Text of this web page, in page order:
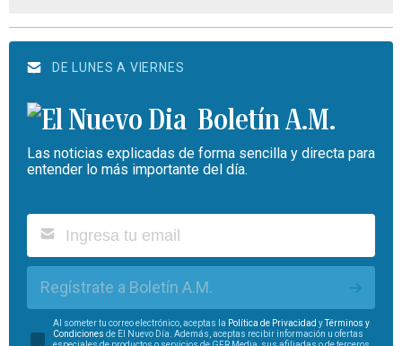
DE LUNES A VIERNES
Boletín A.M.
Las noticias explicadas de forma sencilla y directa para
entender lo más importante del día.
Regístrate a Boletín A.M.
Al someter tu correo electrónico, aceptas la Política de Privacidad yTérminos y
Condiciones de El Nuevo Día. Además, aceptas recibir información u ofertas